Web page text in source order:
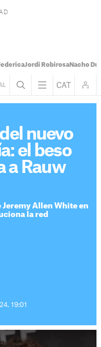
Jordi RobirosaNacho
nuevo
el beso
a Rauw
Jeremy Allen White en
la red
19:01